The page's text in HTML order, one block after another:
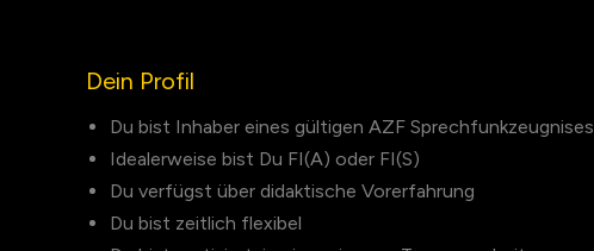
Dein Profil
Du bist Inhaber eines gültigen AZF Sprechfunkzeugnises
Idealerweise bist Du FI(A) oder FI(S)
Du verfügst über didaktische Vorerfahrung
Du bist zeitlich flexibel